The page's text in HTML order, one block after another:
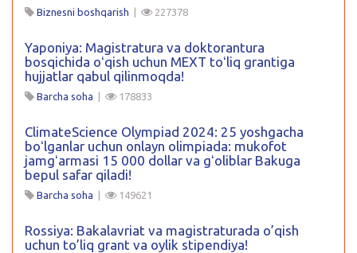
Biznesni boshqarish | 227378
Yaponiya: Magistratura va doktorantura
bosqichida oʻqish uchun MEXT toʻliq grantiga
hujjatlar qabul qilinmoqda!
Barcha soha | 178833
ClimateScience Olympiad 2024: 25 yoshgacha
boʻlganlar uchun onlayn olimpiada: mukofot
jamgʻarmasi 15 000 dollar va gʻoliblar Bakuga
bepul safar qiladi!
Barcha soha | 149621
Rossiya: Bakalavriat va magistraturada o’qish
uchun to’liq grant va oylik stipendiya!